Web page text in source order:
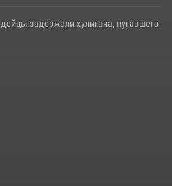
задержали хулигана, пугавшего